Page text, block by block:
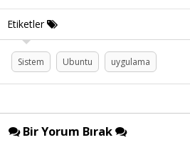
Etiketler
Sistem Ubuntu uygulama
Bir Yorum Bırak